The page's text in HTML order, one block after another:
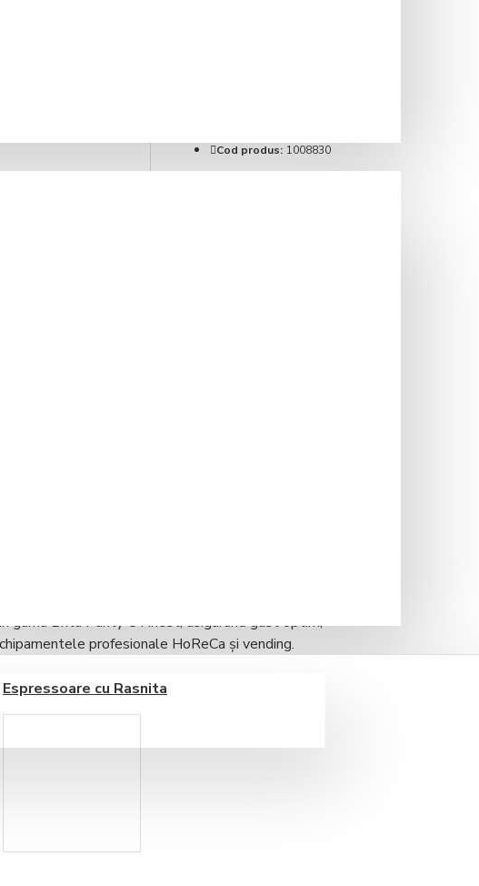
Espressoare cu Rasnita
Cod produs: 1008830
gamaBrita Purity C Finest, asigurândgust optim,
profesionale HoReCa și vending.
L
*, cartușul reduce impuritățile care afectează
esențiale necesare pentru extracția perfectă a
este rapidă și sigură, compatibilă cu
a apei de 10°dH
unui cap conector Bypass.